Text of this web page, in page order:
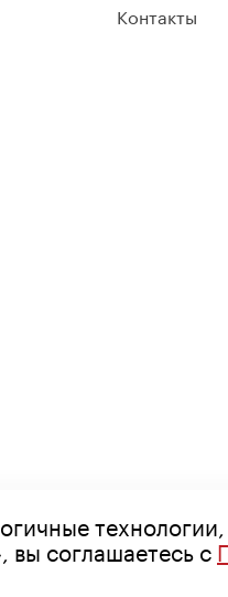
Контакты
соглашаетесь с